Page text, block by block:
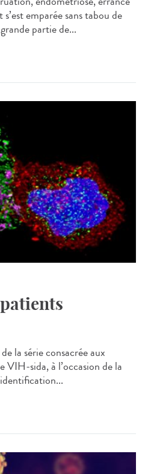
emparée sans tabou de
partie de...
la série consacrée aux
VIH-sida, à l’occasion de la